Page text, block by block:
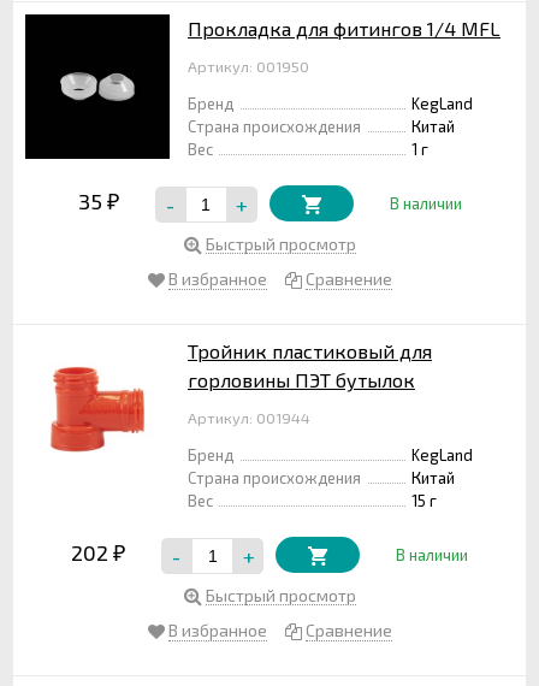
Прокладка для фитингов 1/4 MFL
Артикул: 001950
Бренд
KegLand
Страна происхождения
Китай
Вес
1 г
35 ₽ - + В наличии
Быстрый просмотр
В избранное
Сравнение
Тройник пластиковый для
горловины ПЭТ бутылок
Артикул: 001944
Бренд
KegLand
Страна происхождения
Китай
Вес
15 г
202 ₽ - + В наличии
Быстрый просмотр
В избранное
Сравнение